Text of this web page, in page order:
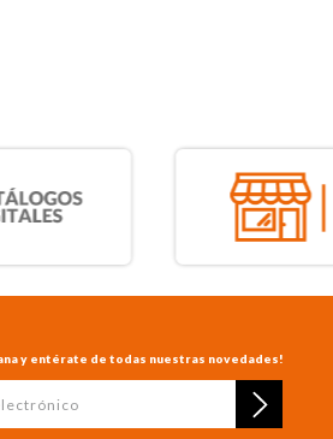
y entérate de todas nuestras novedades!